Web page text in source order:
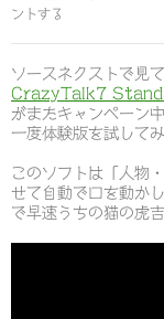
ントする
ソースネクストで見
CrazyTalk7
がまたキャンペーン
一度体験版を試して
このソフトは「人物
せて自動で口を動か
で早速うちの猫の虎